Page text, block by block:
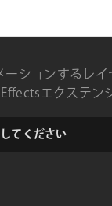
ーションするレ
エクステン